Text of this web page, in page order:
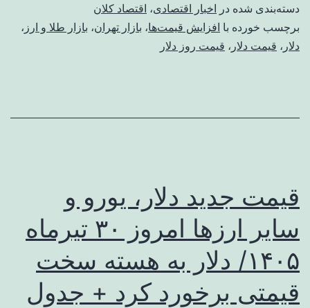
دسته‌بندی شده در
اخبار اقتصادی، اقتصاد کلان
برچسب خورده با افزایش قیمت‌ها، بازار تهران، بازار طلا و ارز ،
دلار ، قیمت دلار ، قیمت روز دلار
قیمت جدید دلار، یورو و
سایر ارزها امروز ۳۰ تیرماه
۱۴۰۵/ دلار به هسته سخت
قیمتی برخورد کرد + جدول